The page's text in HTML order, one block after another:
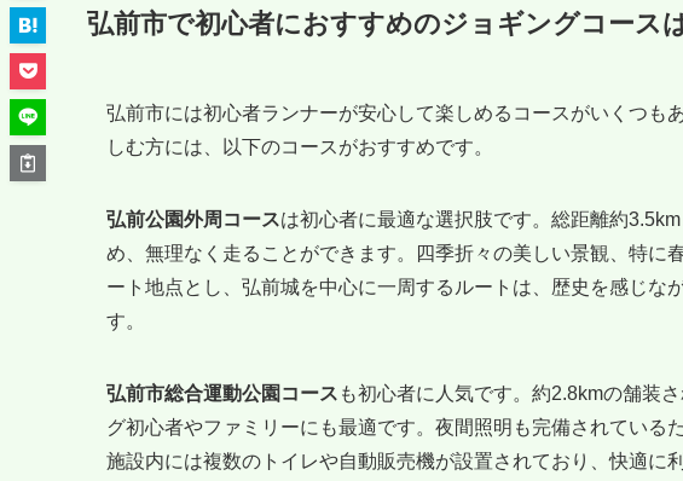
弘前市で初心者におすすめのジョギングコース
弘前市には初心者ランナーが安心して楽しめるコースがいくつも
しむ方には、以下のコースがおすすめです。
弘前公園外周コースは初心者に最適な選択肢です。総距離約
め、無理なく走ることができます。四季折々の美しい景観、特に
ート地点とし、弘前城を中心に一周するルートは、歴史を感じな
す。
弘前市総合運動公園コース も初心者に人気です。約2.8kmの舗装
グ初心者やファミリーにも最適です。夜間照明も完備されている
施設内には複数のトイレや自動販売機が設置されており、快適に